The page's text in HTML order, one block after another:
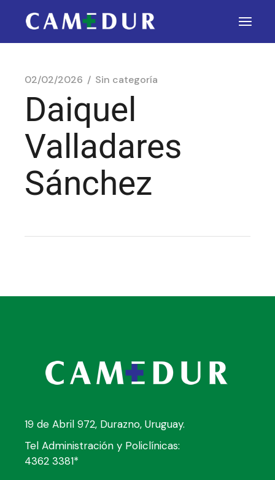
02/02/2026 Sin categoría
Daiquel
Valladares
Sánchez
19 de Abril 972, Durazno, Uruguay.
Tel Administración y Policlínicas:
4362 3381*